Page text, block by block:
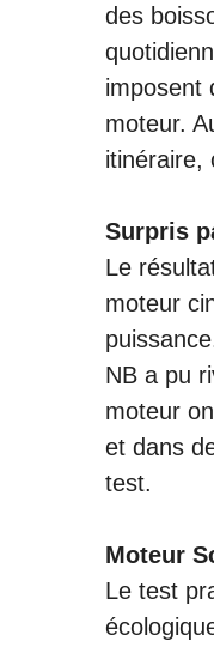
des
imposent
moteur.
itinéraire,
Surpris
Le
moteur
NB a pu
moteur
et dans
test.
Moteur
Le test